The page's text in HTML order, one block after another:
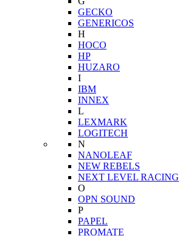
GECKO
GENERICOS
H
HOCO
HP
HUZARO
I
IBM
INNEX
L
LEXMARK
LOGITECH
N
NANOLEAF
NEW REBELS
NEXT LEVEL RACING
O
OPN SOUND
P
PAPEL
PROMATE